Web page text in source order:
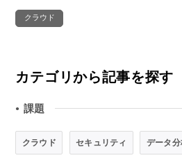
クラウド
カテゴリから記事を探す
● 課題
クラウド セキュリティ データ